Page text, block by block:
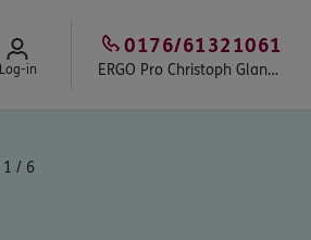
Log-in ERGO Pro Christoph Glander
0176/61321061
1 / 6